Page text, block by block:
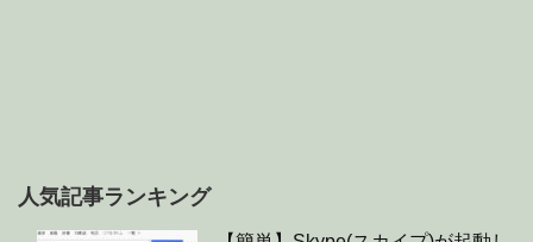
人気記事ランキング